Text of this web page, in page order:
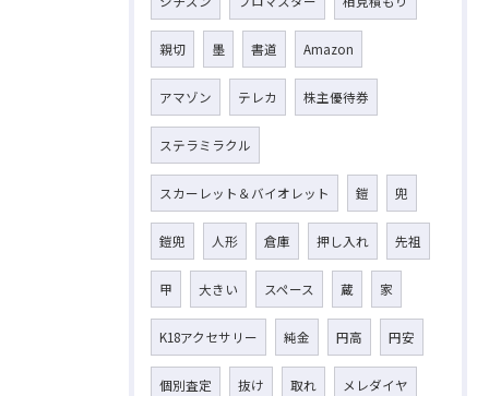
親切 墨 書道 Amazon
アマゾン テレカ 株主優待券
ステラミラクル
スカーレット＆バイオレット 鎧 兜
鎧兜 人形 倉庫 押し入れ 先祖
甲 大きい スペース 蔵 家
K18アクセサリー 純金 円高 円安
個別査定 抜け 取れ メレダイヤ